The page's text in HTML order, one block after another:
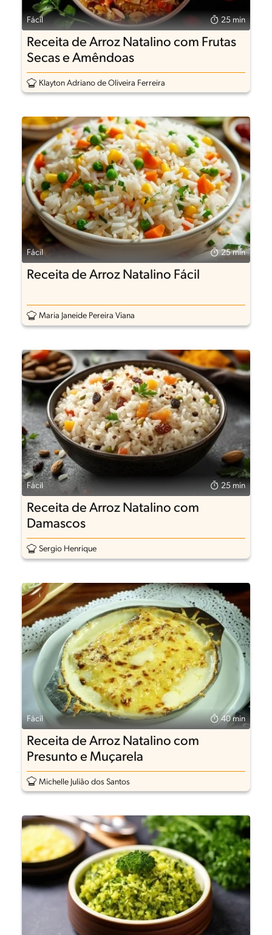
Fácil 25 min
Receita de Arroz Natalino com Frutas
Secas e Amêndoas
Klayton Adriano de Oliveira Ferreira
Fácil 25 min
Receita de Arroz Natalino Fácil
Maria Janeide Pereira Viana
Fácil 25 min
Receita de Arroz Natalino com
Damascos
Sergio Henrique
Fácil 40 min
Receita de Arroz Natalino com
Presunto e Muçarela
Michelle Julião dos Santos